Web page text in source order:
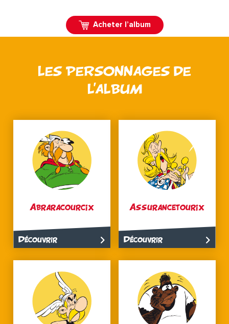
Acheter l’album
LES PERSONNAGES DE
L’ALBUM
Abraracourcix
Découvrir
Assurancetourix
Découvrir